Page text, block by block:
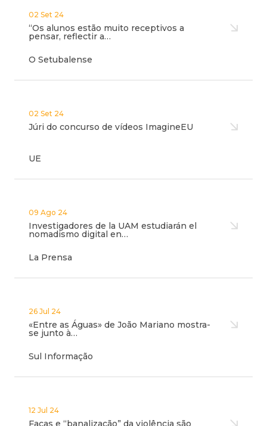
02 Set 24
“Os alunos estão muito receptivos a
pensar, reflectir a…
O Setubalense
02 Set 24
Júri do concurso de vídeos ImagineEU
UE
09 Ago 24
Investigadores de la UAM estudiarán el
nomadismo digital en…
La Prensa
26 Jul 24
«Entre as Águas» de João Mariano mostra-
se junto à…
Sul Informação
12 Jul 24
Facas e “banalização” da violência são